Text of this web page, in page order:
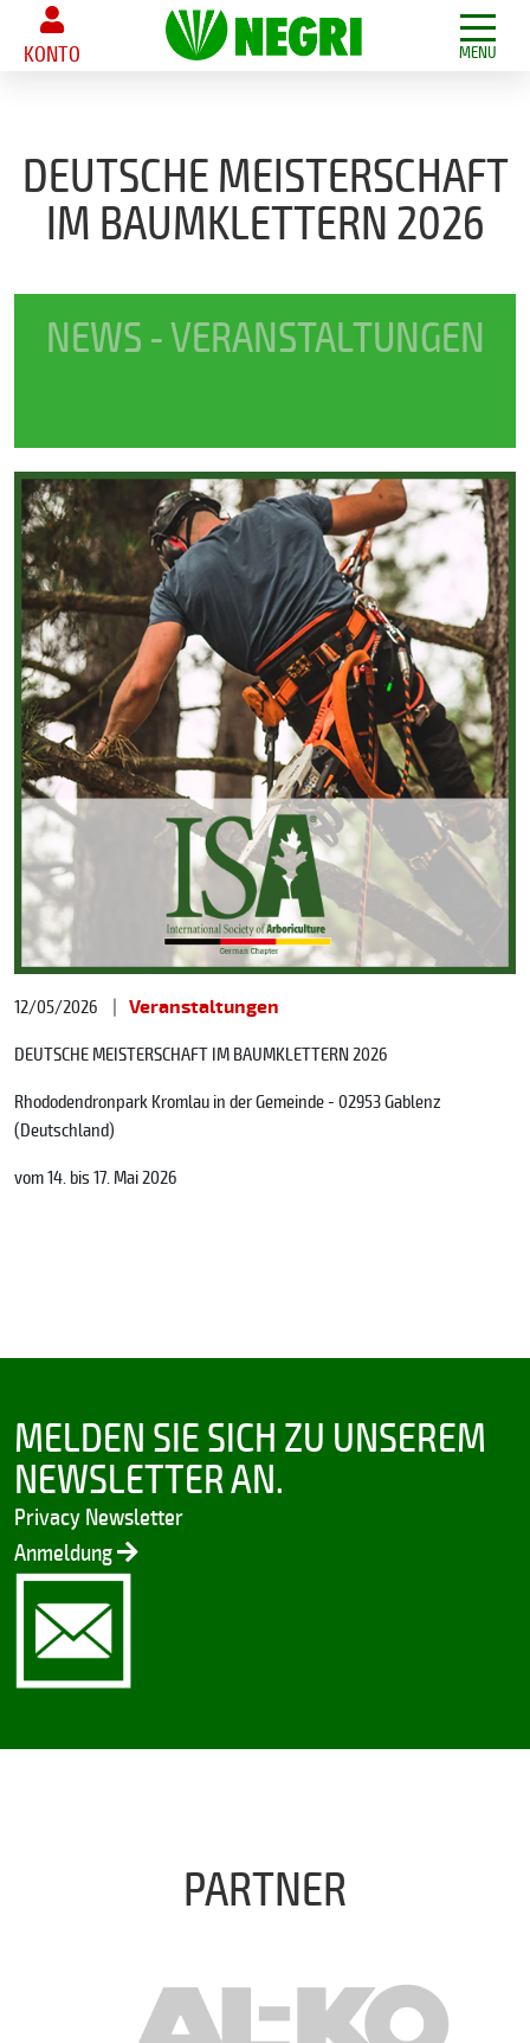
KONTO MENU
DEUTSCHE MEISTERSCHAFT
IM BAUMKLETTERN 2026
NEWS - VERANSTALTUNGEN
12/05/2026
Veranstaltungen
DEUTSCHE MEISTERSCHAFT IM BAUMKLETTERN 2026
Rhododendronpark Kromlau in der Gemeinde - 02953 Gablenz
(Deutschland)
vom 14. bis 17. Mai 2026
MELDEN SIE SICH ZU UNSEREM
NEWSLETTER AN.
Privacy Newsletter
Anmeldung
PARTNER